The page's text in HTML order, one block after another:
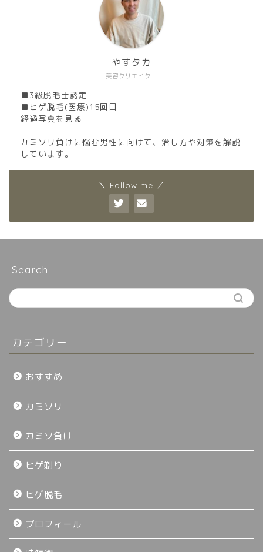
美容クリエイター
やすタカ
■3級脱毛士認定
■ヒゲ脱毛(医療)15回目
経過写真を見る
カミソリ負けに悩む男性に向けて、治し方や対策を解説
しています。
＼ Follow me ／
Search
カテゴリー
おすすめ
カミソリ
カミソ負け
ヒゲ剃り
ヒゲ脱毛
プロフィール